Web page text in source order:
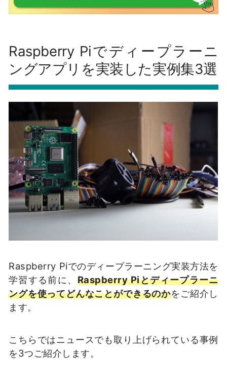
Raspberry Piでディープラーニ
ングアプリを実装した実例集3選
Raspberry Piでのディープラーニング実装方法を
学習する前に、 Raspberry Piとディープラーニ
ングを使ってどんなことができるのかをご紹介し
ます。
こちらではニュースでも取り上げられている事例
を3つご紹介します。